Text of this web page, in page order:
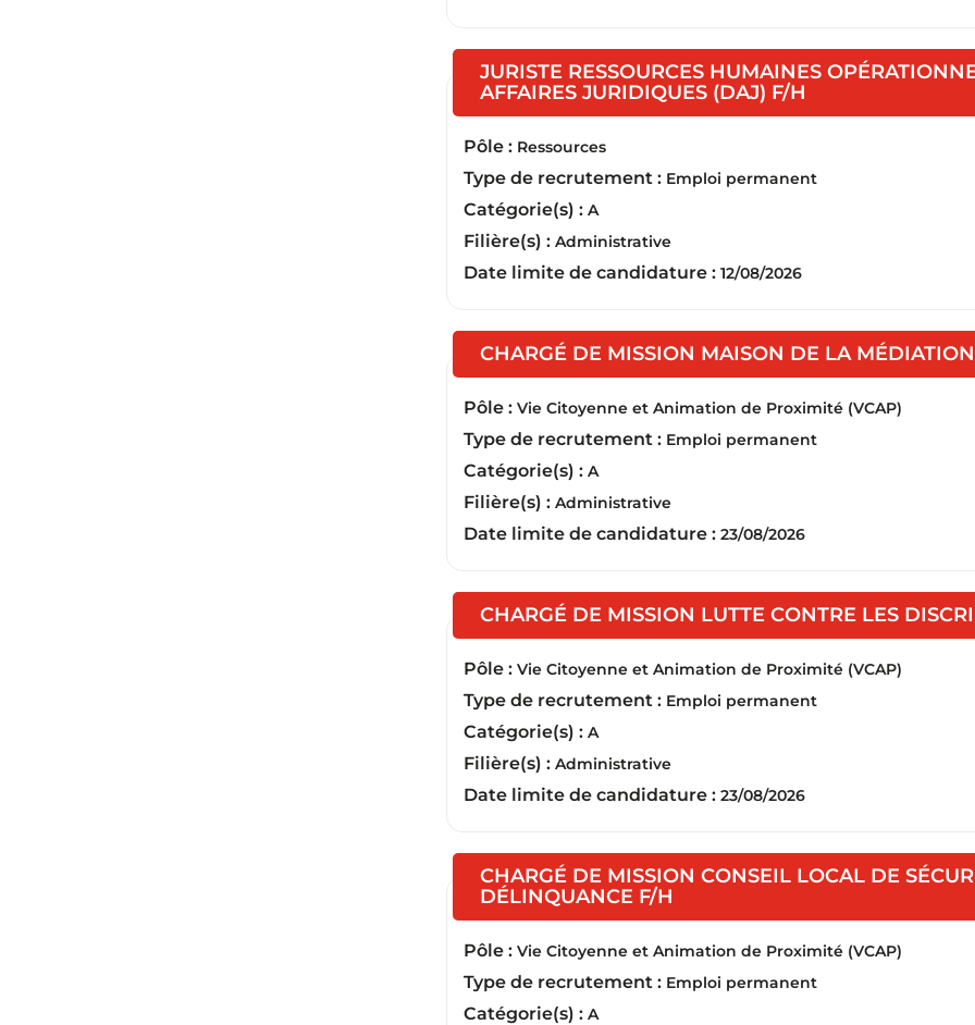
JURISTE RESSOURCES HUMAINES
AFFAIRES JURIDIQUES (DAJ) F/H
Pôle : Ressources
Type de recrutement : Emploi permanent
Catégorie(s) : A
Filière(s) : Administrative
Date limite de candidature : 12/08/2026
CHARGÉ DE MISSION MAISON DE LA
Pôle : Vie Citoyenne et Animation de Proximité (VCAP)
Type de recrutement : Emploi permanent
Catégorie(s) : A
Filière(s) : Administrative
Date limite de candidature : 23/08/2026
CHARGÉ DE MISSION LUTTE CONTRE LES
Pôle : Vie Citoyenne et Animation de Proximité (VCAP)
Type de recrutement : Emploi permanent
Catégorie(s) : A
Filière(s) : Administrative
Date limite de candidature : 23/08/2026
CHARGÉ DE MISSION CONSEIL LOCAL DE
DÉLINQUANCE F/H
Pôle : Vie Citoyenne et Animation de Proximité (VCAP)
Type de recrutement : Emploi permanent
Catégorie(s) : A